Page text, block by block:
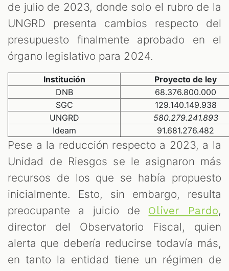
de julio de 2023, donde solo el rubro de la
UNGRD presenta cambios respecto del
presupuesto finalmente aprobado en el
órgano legislativo para 2024.
Institución
Proyecto de ley
DNB
68.376.800.000
SGC
129.140.149.938
UNGRD
580.279.241.893
Ideam
91.681.276.482
Pese a la reducción respecto a 2023, a la
Unidad de Riesgos se le asignaron más
recursos de los que se había propuesto
inicialmente. Esto, sin embargo, resulta
preocupante a juicio de Oliver Pardo,
director del Observatorio Fiscal, quien
alerta que debería reducirse todavía más,
en tanto la entidad tiene un régimen de